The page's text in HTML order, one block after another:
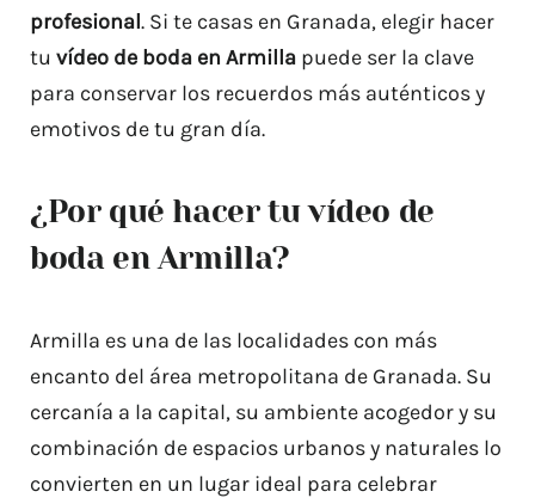
profesional. Si te casas en Granada, elegir hacer
tu vídeo de boda en Armilla puede ser la clave
para conservar los recuerdos más auténticos y
emotivos de tu gran día.
¿Por qué hacer tu vídeo de
boda en Armilla?
Armilla es una de las localidades con más
encanto del área metropolitana de Granada. Su
cercanía a la capital, su ambiente acogedor y su
combinación de espacios urbanos y naturales lo
convierten en un lugar ideal para celebrar